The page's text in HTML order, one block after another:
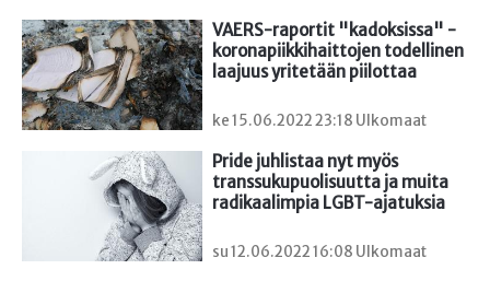
VAERS-raportit "kadoksissa" -
koronapiikkihaittojen todellinen
laajuus yritetään piilottaa
ke 15.06.2022 23:18 Ulkomaat
Pride juhlistaa nyt myös
transsukupuolisuutta ja muita
radikaalimpia LGBT-ajatuksia
su 12.06.2022 16:08 Ulkomaat